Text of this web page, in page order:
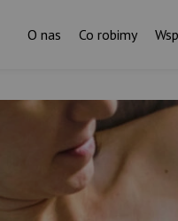
O nas Co robimy
Za każdym
stoi
I ktoś,
stałym